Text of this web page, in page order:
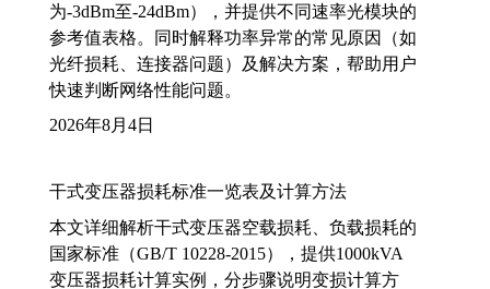
为-3dBm至-24dBm），并提供不同速率光模块的
参考值表格。同时解释功率异常的常见原因（如
光纤损耗、连接器问题）及解决方案，帮助用户
快速判断网络性能问题。
2026年8月4日
干式变压器损耗标准一览表及计算方法
本文详细解析干式变压器空载损耗、负载损耗的
国家标准（GB/T 10228-2015），提供1000kVA
变压器损耗计算实例，分步骤说明变损计算方